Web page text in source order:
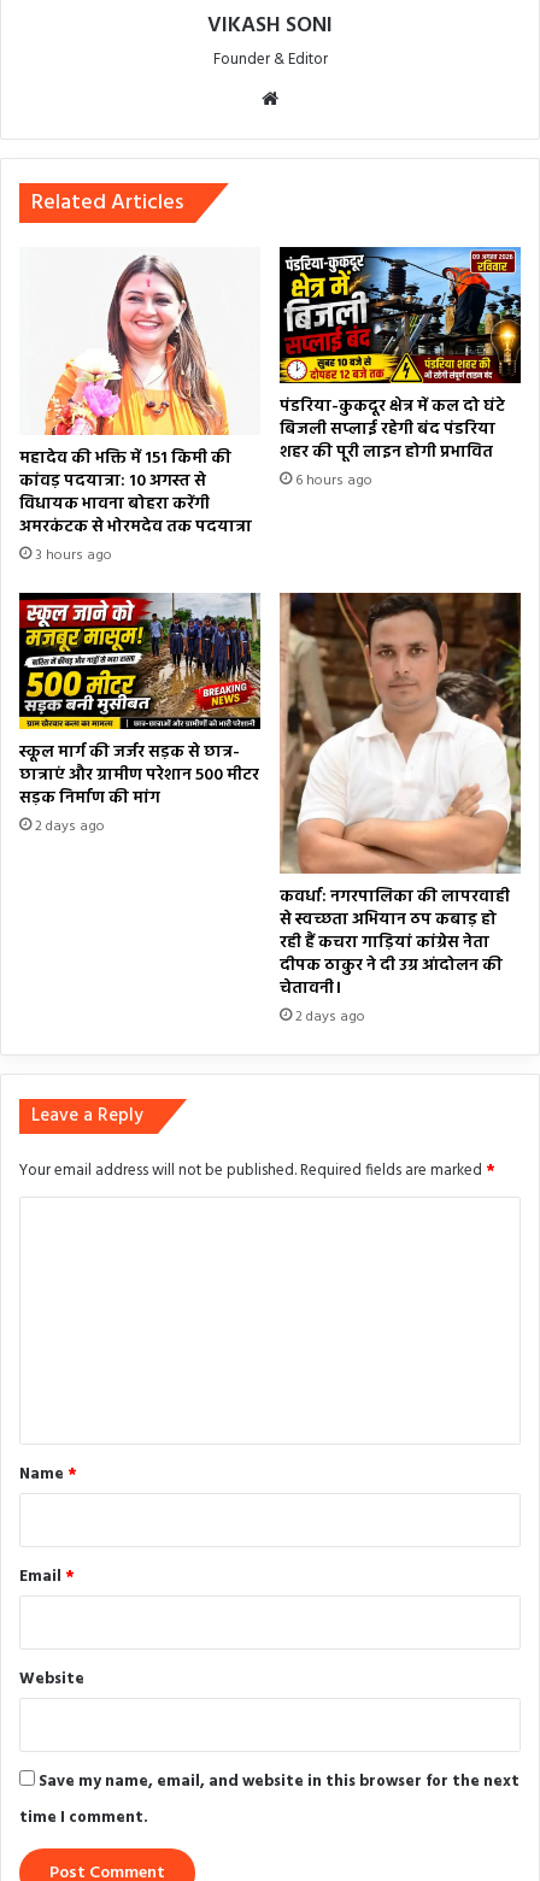
VIKASH SONI
Founder & Editor
Related Articles
महादेव की भक्ति में 151 किमी की
कांवड़ पदयात्रा: 10 अगस्त से
विधायक भावना बोहरा करेंगी
अमरकंटक से भोरमदेव तक पदयात्रा
3 hours ago
पंडरिया-कुकदूर क्षेत्र में कल दो घंटे
बिजली सप्लाई रहेगी बंद पंडरिया
शहर की पूरी लाइन होगी प्रभावित
6 hours ago
स्कूल मार्ग की जर्जर सड़क से छात्र-
छात्राएं और ग्रामीण परेशान 500 मीटर
सड़क निर्माण की मांग
2 days ago
कवर्धा: नगरपालिका की लापरवाही
से स्वच्छता अभियान ठप कबाड़ हो
रही हैं कचरा गाड़ियां कांग्रेस नेता
दीपक ठाकुर ने दी उग्र आंदोलन की
चेतावनी।
2 days ago
Leave a Reply
Your email address will not be published.Required fields are marked *
*
Name *
Email *
Website
Save my name, email, and website in this browser for the next
time I comment.